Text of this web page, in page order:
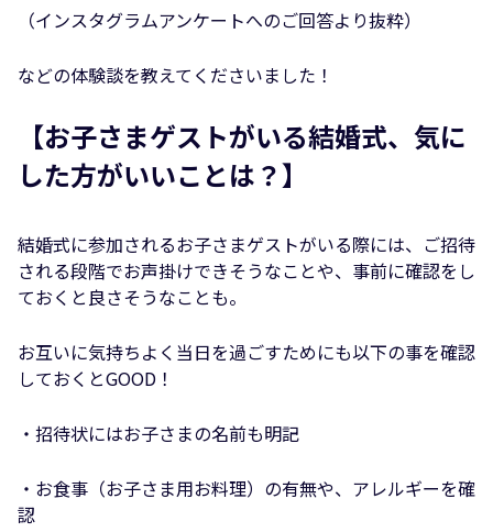
（インスタグラムアンケートへのご回答より抜粋）
などの体験談を教えてくださいました！
【お子さまゲストがいる結婚式、気に
した方がいいことは？】
結婚式に参加されるお子さまゲストがいる際には、ご招待
される段階でお声掛けできそうなことや、事前に確認をし
ておくと良さそうなことも。
お互いに気持ちよく当日を過ごすためにも以下の事を確認
しておくとGOOD！
・招待状にはお子さまの名前も明記
・お食事（お子さま用お料理）の有無や、アレルギーを確
認